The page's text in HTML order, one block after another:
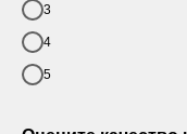
3
4
5